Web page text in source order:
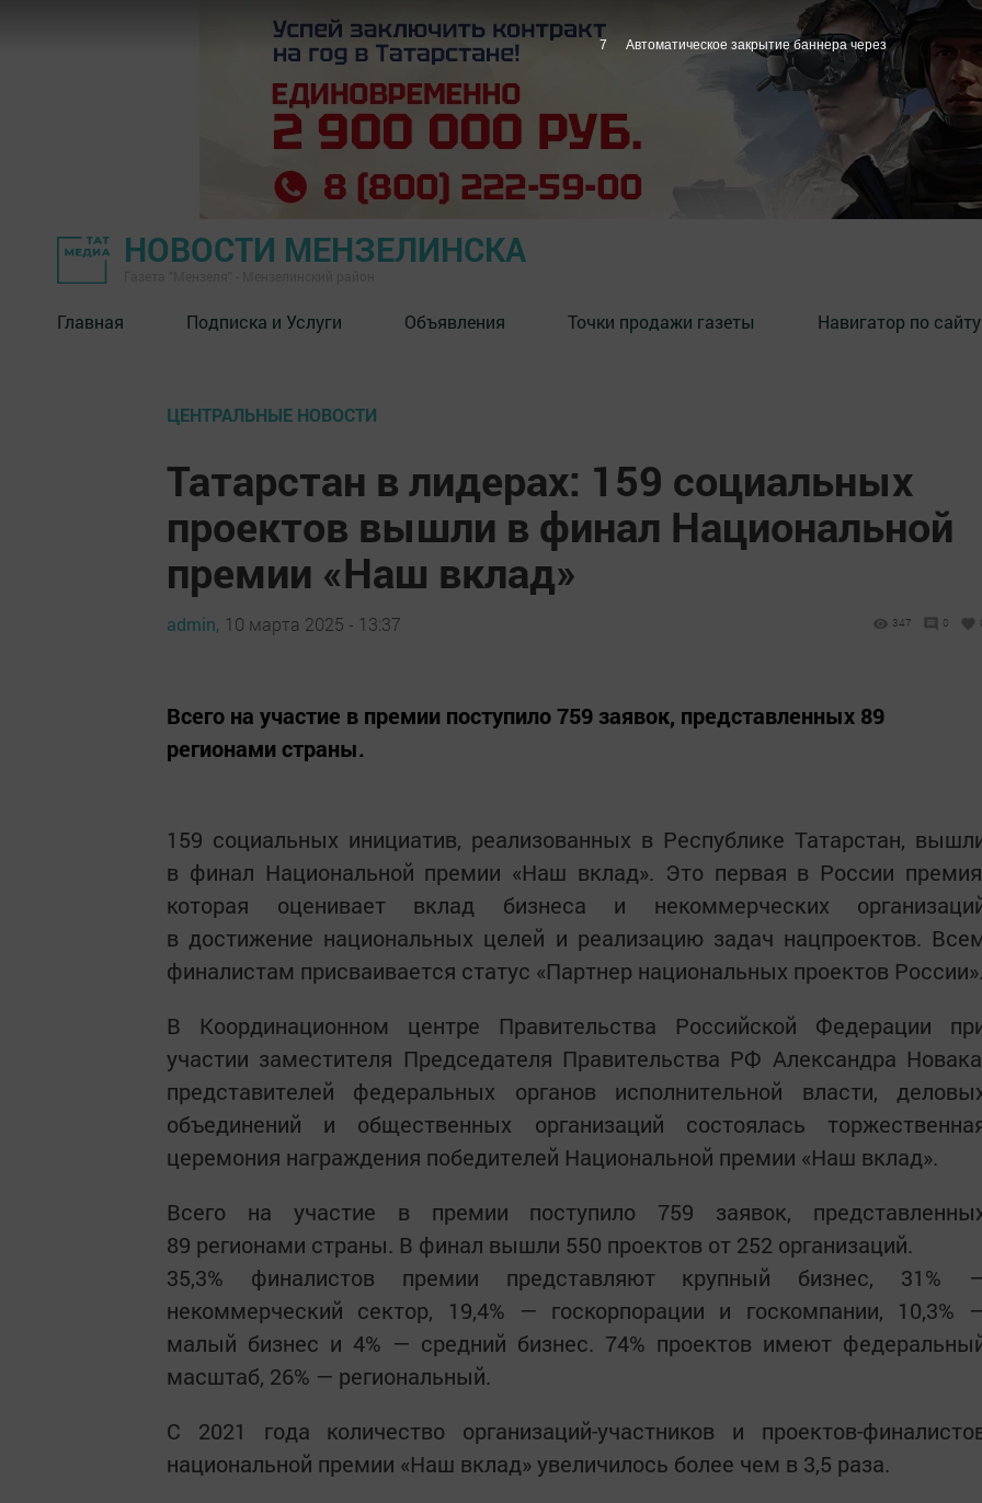
НОВОСТИ МЕНЗЕЛИНСКА
Главная Подписка и Услуги Объявления Точки продажи газеты Навигатор по сайту
ЦЕНТРАЛЬНЫЕ НОВОСТИ
Татарстан в лидерах: 159 социальных
проектов вышли в финал Национальной
премии «Наш вклад»
admin, 10 марта 2025 - 13:37 347 0
Всего на участие в премии поступило 759 заявок, представленных 89
регионами страны.
159 социальных инициатив, реализованных в Республике Татарстан,
в финал Национальной премии «Наш вклад». Это первая в России
которая оценивает вклад бизнеса и некоммерческих
в достижение национальных целей и реализацию задач нацпроектов.
финалистам присваивается статус «Партнер национальных проектов России».
В Координационном центре Правительства Российской Федерации
участии заместителя Председателя Правительства РФ Александра
представителей федеральных органов исполнительной власти,
объединений и общественных организаций состоялась
церемония награждения победителей Национальной премии «Наш вклад».
Всего на участие в премии поступило 759 заявок,
89 регионами страны. В финал вышли 550 проектов от 252 организаций.
35,3% финалистов премии представляют крупный бизнес, 31%
некоммерческий сектор, 19,4% — госкорпорации и госкомпании, 10,3%
малый бизнес и 4% — средний бизнес. 74% проектов имеют
масштаб, 26% — региональный.
С 2021 года количество организаций-участников и проектов-
национальной премии «Наш вклад» увеличилось более чем в 3,5 раза.
6 Автоматическое закрытие баннера через